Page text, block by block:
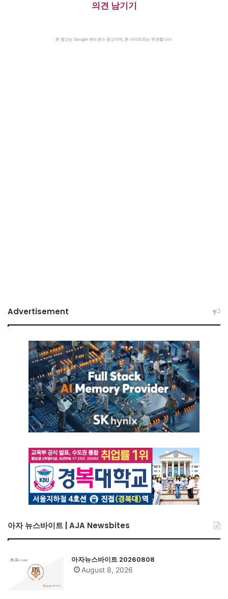
의견 남기기
본 광고는 Google 애드센스 광고이며, 본 사이트와는 무관합니다.
Advertisement
아자 뉴스바이트 | AJA Newsbites
아자뉴스바이트 20260808
August 8, 2026